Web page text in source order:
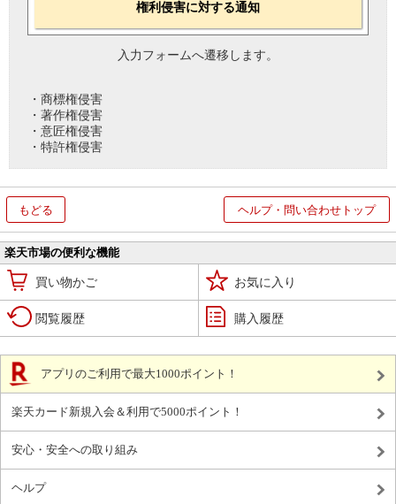
権利侵害に対する通知
入力フォームへ遷移します。
・商標権侵害
・著作権侵害
・意匠権侵害
・特許権侵害
もどる ヘルプ・問い合わせトップ
楽天市場の便利な機能
買い物かご お気に入り
閲覧履歴 購入履歴
アプリのご利用で最大1000ポイント！
楽天カード新規入会＆利用で5000ポイント！
安心・安全への取り組み
ヘルプ